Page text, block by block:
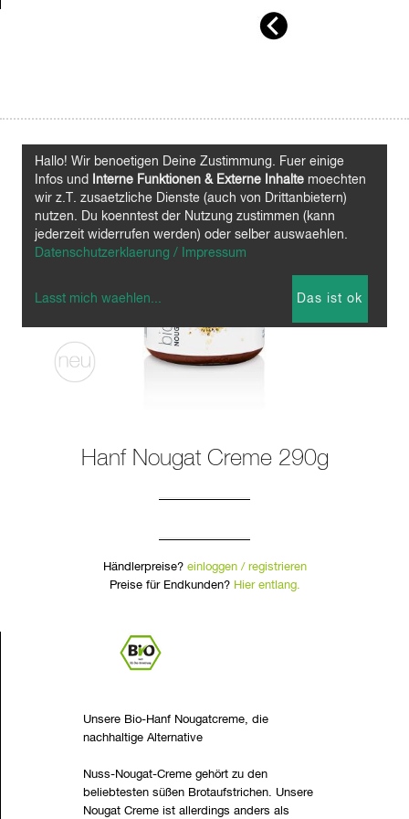
Hanf Nougat Creme 290g
Händlerpreise? einloggen / registrieren
Preise für Endkunden? Hier entlang.
Unsere Bio-Hanf Nougatcreme, die
nachhaltige Alternative
Nuss-Nougat-Creme gehört zu den
beliebtesten süßen Brotaufstrichen. Unsere
Nougat Creme ist allerdings anders als
Hallo! Wir benoetigen Deine Zustimmung. Fuer einige
Infos und
Interne Funktionen & Externe Inhalte moechten
wir z.T. zusaetzliche Dienste (auch von Drittanbietern)
nutzen. Du koenntest der Nutzung zustimmen (kann
jederzeit widerrufen werden) oder selber auswaehlen.
Datenschutzerklaerung / Impressum
Lasst mich waehlen... Das ist ok